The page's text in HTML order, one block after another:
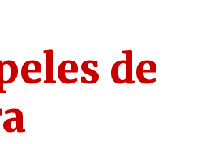
de